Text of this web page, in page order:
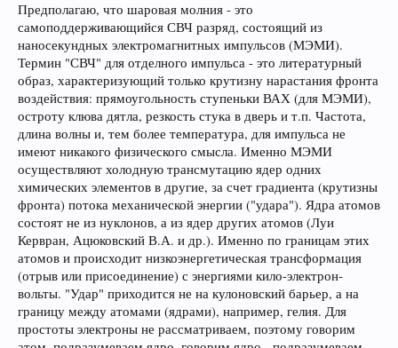
Предполагаю, что шаровая молния - это
самоподдерживающийся СВЧ разряд, состоящий из
наносекундных электромагнитных импульсов (МЭМИ).
Термин "СВЧ" для отделного импульса - это литературный
образ, характеризующий только крутизну нарастания фронта
воздействия: прямоугольность ступеньки ВАХ (для МЭМИ),
остроту клюва дятла, резкость стука в дверь и т.п. Частота,
длина волны и, тем более температура, для импульса не
имеют никакого физического смысла. Именно МЭМИ
осуществляют холодную трансмутацию ядер одних
химических элементов в другие, за счет градиента (крутизны
фронта) потока механической энергии ("удара"). Ядра атомов
состоят не из нуклонов, а из ядер других атомов (Луи
Кервран, Ацюковский В.А. и др.). Именно по границам этих
атомов и происходит низкоэнергетическая трансформация
(отрыв или присоединение) с энергиями кило-электрон-
вольты. "Удар" приходится не на кулоновский барьер, а на
границу между атомами (ядрами), например, гелия. Для
простоты электроны не рассматриваем, поэтому говорим